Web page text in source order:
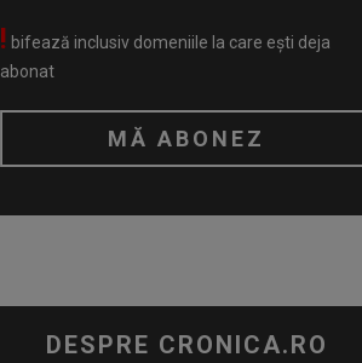
! bifează inclusiv domeniile la care ești deja
abonat
DESPRE CRONICA.RO